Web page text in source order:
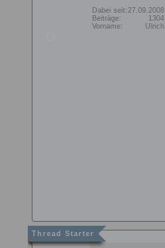
Dabei seit:27.09.2008
Beiträge:
1304
Vorname:
Ulrich